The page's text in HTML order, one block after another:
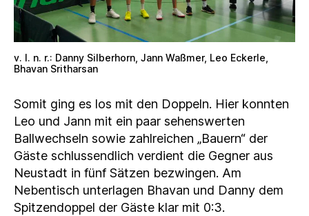
v. l. n. r.: Danny Silberhorn, Jann Waßmer, Leo Eckerle,
Bhavan Sritharsan
Somit ging es los mit den Doppeln. Hier konnten
Leo und Jann mit ein paar sehenswerten
Ballwechseln sowie zahlreichen „Bauern“ der
Gäste schlussendlich verdient die Gegner aus
Neustadt in fünf Sätzen bezwingen. Am
Nebentisch unterlagen Bhavan und Danny dem
Spitzendoppel der Gäste klar mit 0:3.